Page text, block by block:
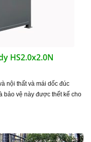
HS2.0x2.0N
nội thất và mái dốc đúc
bảo vệ này được thết kế cho